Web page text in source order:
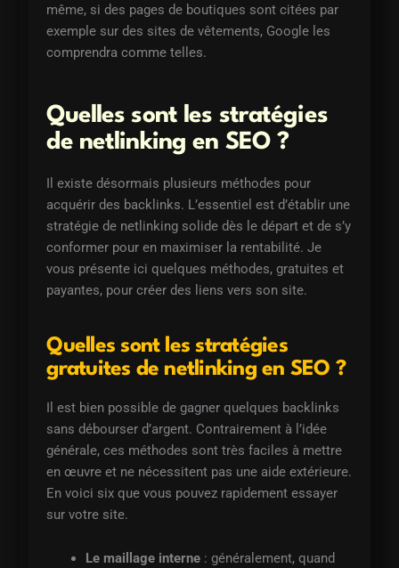
même, si des pages de boutiques sont citées par
exemple sur des sites de vêtements, Google les
comprendra comme telles.
Quelles sont les stratégies
de netlinking en SEO ?
Il existe désormais plusieurs méthodes pour
acquérir des backlinks. L’essentiel est d’établir une
stratégie de netlinking solide dès le départ et de s’y
conformer pour en maximiser la rentabilité. Je
vous présente ici quelques méthodes, gratuites et
payantes, pour créer des liens vers son site.
Quelles sont les stratégies
gratuites de netlinking en SEO ?
Il est bien possible de gagner quelques backlinks
sans débourser d’argent. Contrairement à l’idée
générale, ces méthodes sont très faciles à mettre
en œuvre et ne nécessitent pas une aide extérieure.
En voici six que vous pouvez rapidement essayer
sur votre site.
Le maillage interne : généralement, quand